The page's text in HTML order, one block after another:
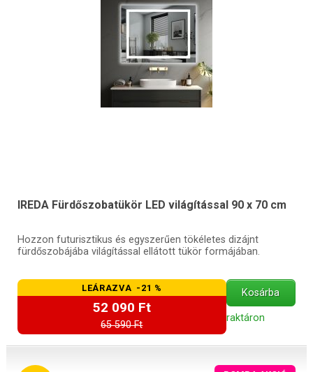
IREDA Fürdőszobatükör LED világítással 90 x 70 cm
Hozzon futurisztikus és egyszerűen tökéletes dizájnt
fürdőszobájába világítással ellátott tükör formájában.
LEÁRAZVA -21 %
52 090 Ft
65 590 Ft
Kosárba
raktáron